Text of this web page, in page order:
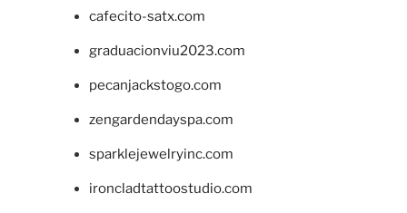
cafecito-satx.com
graduacionviu2023.com
pecanjackstogo.com
zengardendayspa.com
sparklejewelryinc.com
ironcladtattoostudio.com